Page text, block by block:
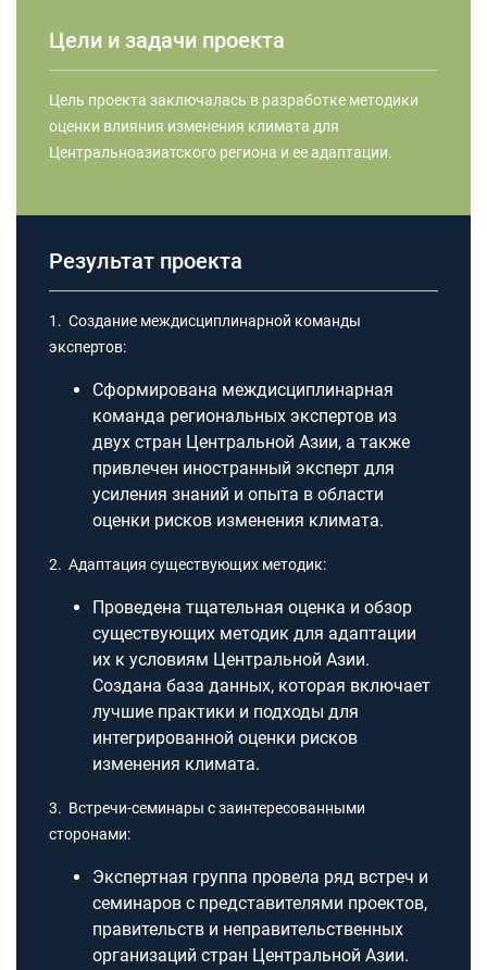
Цели и задачи проекта
Цель проекта заключалась в разработке методики
оценки влияния изменения климата для
Центральноазиатского региона и ее адаптации.
Результат проекта
1. Создание междисциплинарной команды
экспертов:
Сформирована междисциплинарная
команда региональных экспертов из
двух стран Центральной Азии, а также
привлечен иностранный эксперт для
усиления знаний и опыта в области
оценки рисков изменения климата.
2. Адаптация существующих методик:
Проведена тщательная оценка и обзор
существующих методик для адаптации
их к условиям Центральной Азии.
Создана база данных, которая включает
лучшие практики и подходы для
интегрированной оценки рисков
изменения климата.
3. Встречи-семинары с заинтересованными
сторонами:
Экспертная группа провела ряд встреч и
семинаров с представителями проектов,
правительств и неправительственных
организаций стран Центральной Азии.